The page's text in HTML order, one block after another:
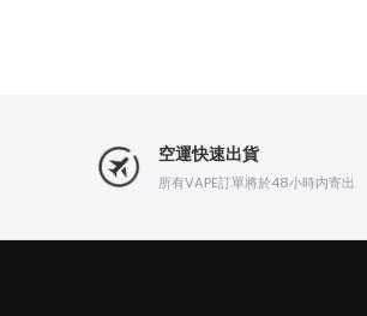
空運快速出貨
所有VAPE訂單將於48小時内寄出